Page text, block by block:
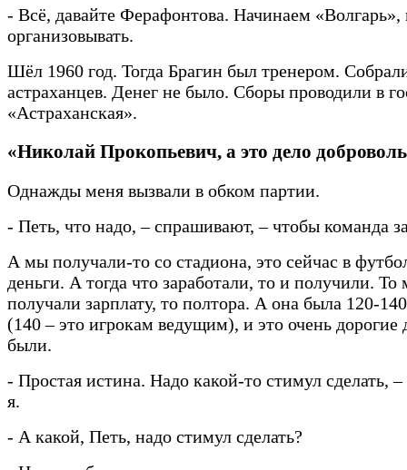
- Всё, давайте Ферафонтова. Начинаем «Волгарь»,
организовывать.
Шёл 1960 год. Тогда Брагин был тренером.
астраханцев. Денег не было. Сборы проводили в
«Астраханская».
«Николай Прокопьевич, а это дело
Однажды меня вызвали в обком партии.
- Петь, что надо, – спрашивают, – чтобы команда
А мы получали-то со стадиона, это сейчас в
деньги. А тогда что заработали, то и получили. То
получали зарплату, то полтора. А она была 120-
(140 – это игрокам ведущим), и это очень дорогие
были.
- Простая истина. Надо какой-то стимул сделать,
я.
- А какой, Петь, надо стимул сделать?